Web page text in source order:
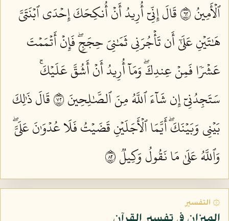
ٱلۡأَمِينُ ٢٦
قَالَ إِنِّيٓ أُرِيدُ أَنۡ أُنكِحَكَ إِحۡدَى ٱبۡنَتَيَّ
هَٰتَيۡنِ عَلَىٰٓ أَن تَأۡجُرَنِي ثَمَٰنِيَ حِجَجٖۖ فَإِنۡ أَتۡمَمۡتَ
عَشۡرٗا فَمِنۡ عِندِكَۖ وَمَآ أُرِيدُ أَنۡ أَشُقَّ عَلَيۡكَۚ
سَتَجِدُنِيٓ إِن شَآءَ ٱللَّهُ مِنَ ٱلصَّٰلِحِينَ ٢٧
قَالَ ذَٰلِكَ
بَيۡنِي وَبَيۡنَكَۖ أَيَّمَا ٱلۡأَجَلَيۡنِ قَضَيۡتُ فَلَا عُدۡوَٰنَ عَلَيَّۖ
وَٱللَّهُ عَلَىٰ مَا نَقُولُ وَكِيلٞ ٢٨
۞ التفسير